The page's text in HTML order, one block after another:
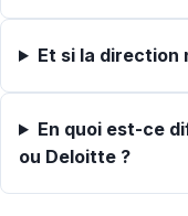
Et si la direction
En quoi est-ce
ou Deloitte ?